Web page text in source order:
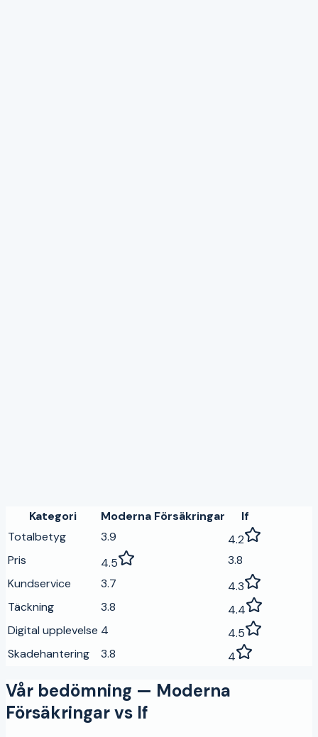
Kategori Moderna Försäkringar
If
Totalbetyg
3.9
4.2
Pris
4.5
3.8
Kundservice
3.7
4.3
Täckning
3.8
4.4
Digital upplevelse 4
4.5
Skadehantering
3.8 4
Vår bedömning — Moderna
Försäkringarvs If